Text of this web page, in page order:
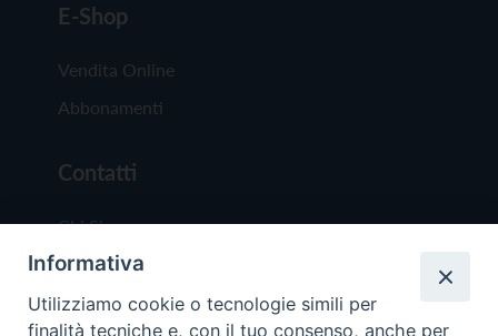
E-Shop
Vendita Online
Abbonamenti
Contatti
Chi Siamo
Redazione
Scrivici
Informativa
Utilizziamo cookie o tecnologie simili per
finalità tecniche e, con il tuo consenso, anche per